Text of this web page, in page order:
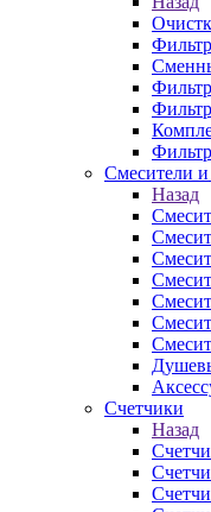
Смесители
Назад
Счетчики
Назад